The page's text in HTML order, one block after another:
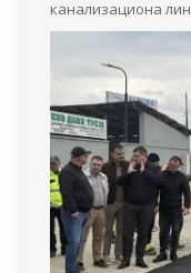
канализациона